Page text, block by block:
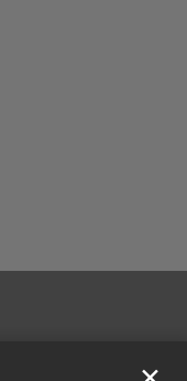
Facebook
auf YouTube